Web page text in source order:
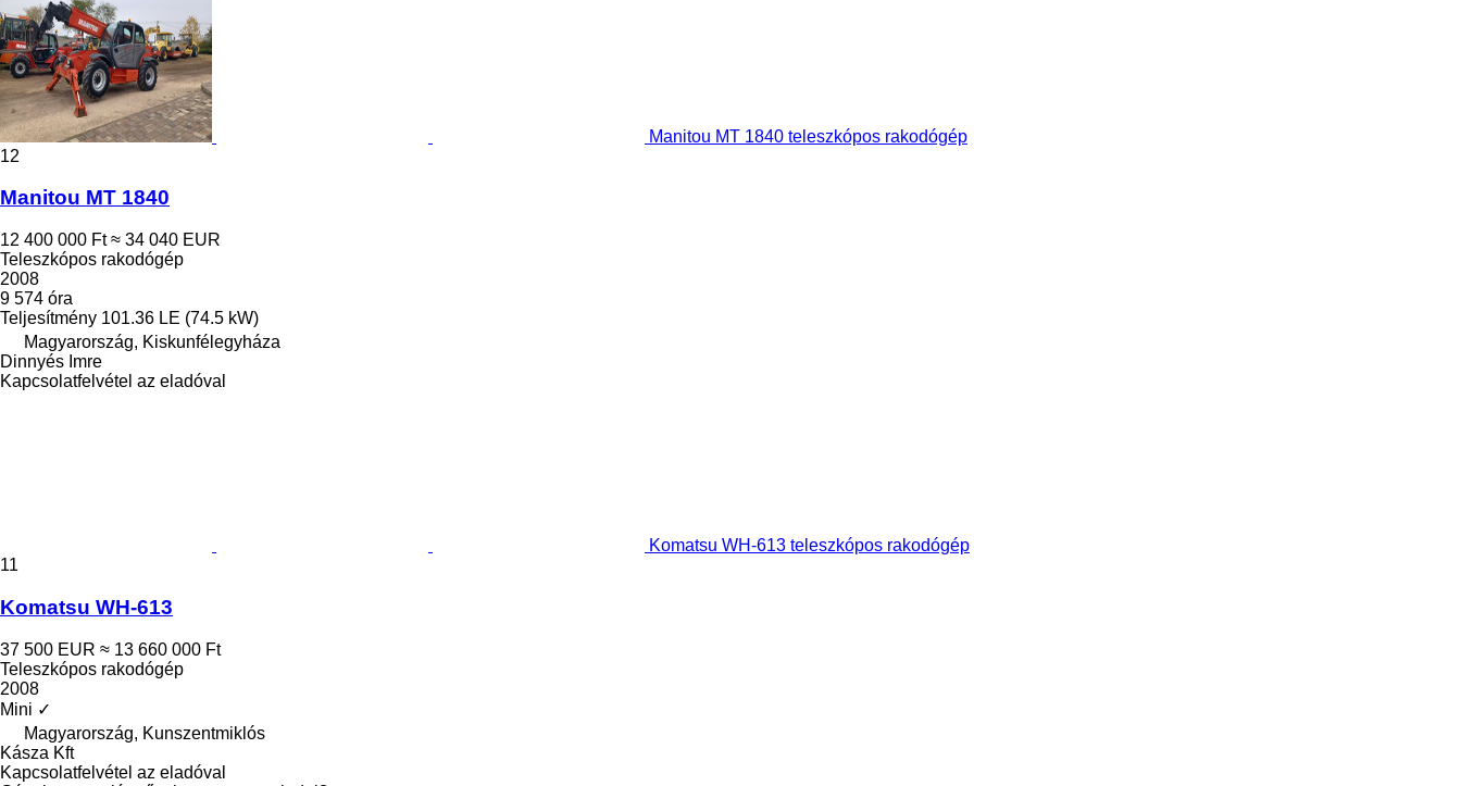
Manitou MT 1840 teleszkópos rakodógép
12
Manitou MT 1840
12 400 000 Ft ≈ 34 040 EUR
Teleszkópos rakodógép
2008
9 574 óra
Teljesítmény 101.36 LE (74.5 kW)
Magyarország, Kiskunfélegyháza
Dinnyés Imre
Kapcsolatfelvétel az eladóval
Komatsu WH-613 teleszkópos rakodógép
11
Komatsu WH-613
37 500 EUR ≈ 13 660 000 Ft
Teleszkópos rakodógép
2008
Mini ✓
Magyarország, Kunszentmiklós
Kásza Kft
Kapcsolatfelvétel az eladóval